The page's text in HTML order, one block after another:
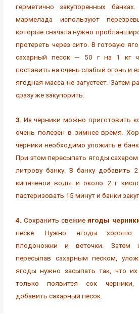
герметично закупоренных
мармелада используют
которые сначала нужно
протереть через сито. В готовую
сахарный песок — 50 г на 1 кг
поставить на очень слабый огонь и
ягодная масса не загустеет. Затем
сразу же закупорить.
3 . Из черники можно приготовить
очень полезен в зимнее время.
черники необходимо уложить в
При этом пересыпать ягоды
литрову банку. В банку добавить
кипяченой воды и около 2 г
пастеризовать 15 минут и банки
4.Сохранить свежиеягоды
песке. Нужно ягоды хорошо
плодоножки и веточки. Затем
пересыпав сахарным песком,
ягоды нужно засыпать так, что
только появится сок
добавить сахарный песок.